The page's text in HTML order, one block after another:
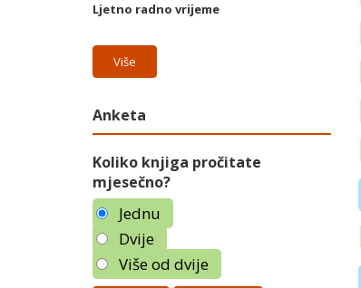
Ljetno radno vrijeme
Više
Anketa
Koliko knjiga pročitate
mjesečno?
Jednu
Dvije
Više od dvije